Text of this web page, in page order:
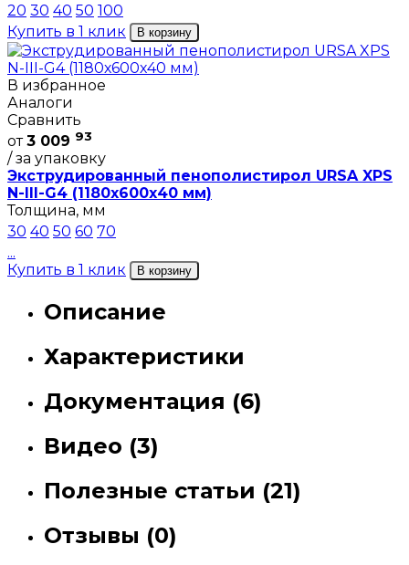
20 30 40 50 100
Купить в 1 клик
В корзину
В избранное
Аналоги
Сравнить
от3 009 93
/ за упаковку
Экструдированный пенополистирол URSA XPS
N-III-G4 (1180х600х40 мм)
Толщина, мм
30 40 50 60 70
...
Купить в 1 клик
В корзину
Описание
Характеристики
Документация (6)
Видео (3)
Полезные статьи (21)
Отзывы (0)